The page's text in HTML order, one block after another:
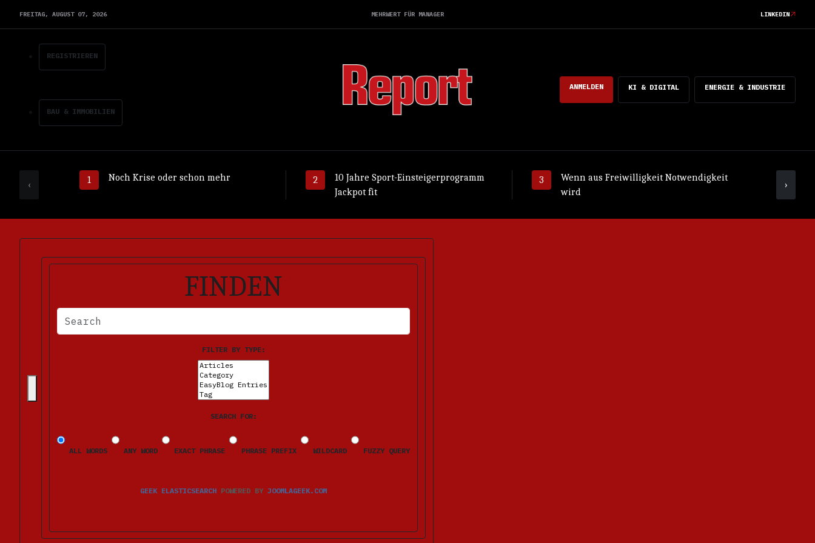
FREITAG, AUGUST 07, 2026 MEHRWERT FÜR MANAGER LINKEDIN
ANMELDEN KI & DIGITAL ENERGIE & INDUSTRIE
REGISTRIEREN
BAU & IMMOBILIEN
Noch Krise oder schon mehr
10 Jahre Sport-Einsteigerprogramm
Jackpot fit
Wenn aus Freiwilligkeit Notwendigkeit
wird
‹ ›
FINDEN
BITTE FÜLLEN SIE DIE ERFORDERLICHEN FELDER AUS. FEHLERMELDUNGEN ERSCHEINEN NACH DEM ABSENDEN BEIM JEWEILIGEN FELD.
FILTER BY TYPE:
SEARCH FOR:
ALL WORDS ANY WORD EXACT PHRASE PHRASE PREFIX WILDCARD FUZZY QUERY
GEEK ELASTICSEARCH POWERED BY JOOMLAGEEK.COM